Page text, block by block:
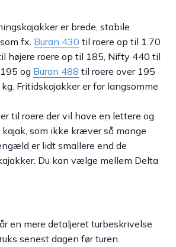
er brede, stabile
fx. Buran 430 til roere op til 1.70
højere roere op til 185, Nifty 440 til
og Buran 488 til roere over 195
Fritidskajakker er for langsomme
til roere der vil have en lettere og
som ikke kræver så mange
er lidt smallere end de
Du kan vælge mellem Delta
en mere detaljeret turbeskrivelse
senest dagen før turen.